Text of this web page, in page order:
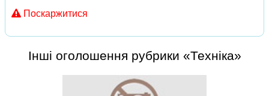
Поскаржитися
Інші оголошення рубрики «Техніка»